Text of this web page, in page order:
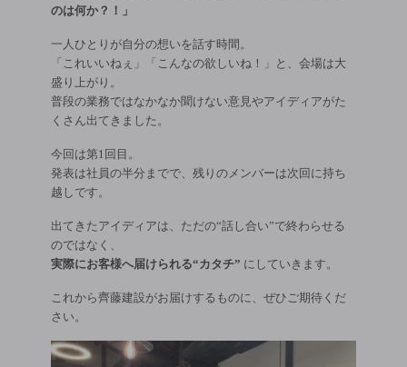
のは何か？！」
一人ひとりが自分の想いを話す時間。
「これいいねぇ」「こんなの欲しいね！」と、会場は大
盛り上がり。
普段の業務ではなかなか聞けない意見やアイディアがた
くさん出てきました。
今回は第1回目。
発表は社員の半分までで、残りのメンバーは次回に持ち
越しです。
出てきたアイディアは、ただの“話し合い”で終わらせる
のではなく、
実際にお客様へ届けられる“カタチ” にしていきます。
これから齊藤建設がお届けするものに、ぜひご期待くだ
さい。